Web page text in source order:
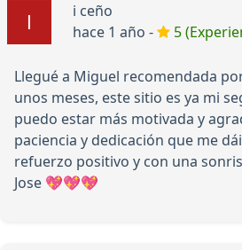
i ceño
hace 1 año -
5
Llegué a Miguel recomendada
unos meses, este sitio es ya mi
puedo estar más motivada y
paciencia y dedicación que me
refuerzo positivo y con una
Jose 💖💖💖